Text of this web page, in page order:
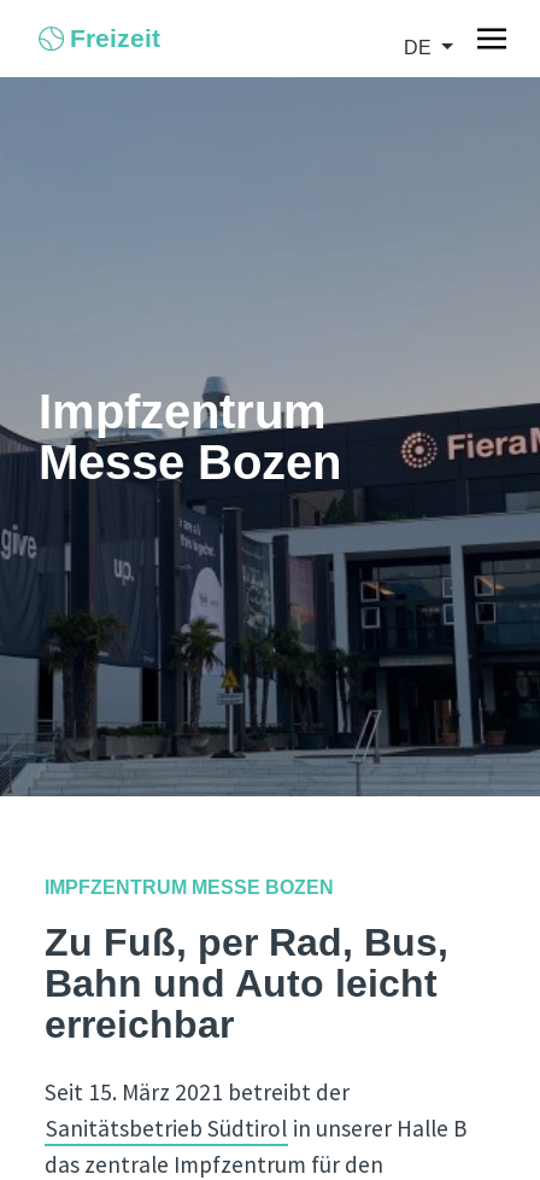
Freizeit DE
Impfzentrum
Messe Bozen
IMPFZENTRUM MESSE BOZEN
Zu Fuß, per Rad, Bus,
Bahn und Auto leicht
erreichbar
Seit 15. März 2021 betreibt der
Sanitätsbetrieb Südtirol in unserer Halle B
das zentrale Impfzentrum für den